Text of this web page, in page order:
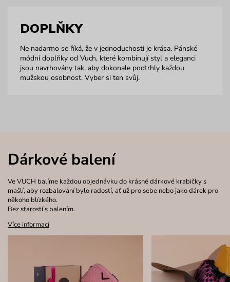
DOPLŇKY
Ne nadarmo se říká, že v jednoduchosti je krása. Pánské
módní doplňky od Vuch, které kombinují styl a eleganci
jsou navrhovány tak, aby dokonale podtrhly každou
mužskou osobnost. Vyber si ten svůj.
Dárkové balení
Ve VUCH balíme každou objednávku do krásné dárkové krabičky s
mašlí, aby rozbalování bylo radostí, ať už pro sebe nebo jako dárek pro
někoho blízkého.
Bez starostí s balením.
Více informací